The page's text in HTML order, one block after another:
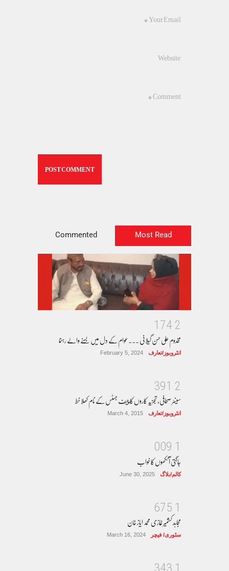
Most Read
Commented
2
4
7
1
مخدوم علی حسن گیلانی ۔۔۔عوام کے دل میں بسنے والے رہنما
انٹرویوز/تعارف February 5, 2024
2
1
9
3
سینئر صحافی، تجزیہ کاروں کا چیف جسٹس کے نام کھلا خط
انٹرویوز/تعارف March 4, 2015
1
9
0
0
جاگتی آنکھوں کا خواب
کالم/بلاگ June 30, 2025
1
5
7
6
مجاہد کشمیر غازی محمد ایاز خان
سٹوری/ فیچر March 16, 2024
1
3
4
3